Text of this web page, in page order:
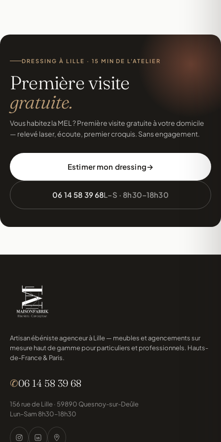
DRESSING À LILLE · 15 MIN DE L'ATELIER
Première visite
gratuite.
Vous habitez la MEL ? Première visite gratuite à votre domicile
— relevé laser, écoute, premier croquis. Sans engagement.
Estimer mon dressing
06 14 58 39 68L–S · 8h30–18h30
Artisan ébéniste agenceur à Lille — meubles et agencements sur
mesure haut de gamme pour particuliers et professionnels. Hauts-
de-France & Paris.
✆06 14 58 39 68
156 rue de Lille · 59890 Quesnoy-sur-Deûle
Lun–Sam 8h30–18h30